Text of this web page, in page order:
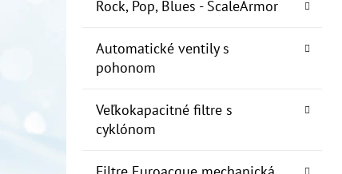
Rock, Pop, Blues - ScaleArmor
Automatické ventily s
pohonom
Veľkokapacitné filtre s
cyklónom
10" FILTER SENIOR 1"
€19